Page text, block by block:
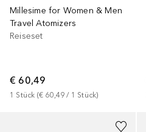
Millesime for Women & Men
Travel Atomizers
Reiseset
€ 60,49
1 Stück (€ 60,49 / 1 Stück)